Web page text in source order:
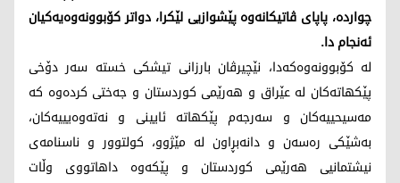
چوارده‌، پاپای ڤاتیکانەوە پێشوازیی لێکرا، دواتر کۆبوونەوەیەکیان
ئەنجام دا.
لە كۆبوونه‌وه‌كه‌دا، نێچیرڤان بارزانی تیشکی خستە سەر دۆخی
پێکهاتەکان له‌ عێراق و هه‌رێمى كوردستان و جەختی کردەوە کە
مەسیحییەکان و سەرجەم پێکهاتە ئایینی و نەتەوەیییەکان،
بەشێکی رەسەن و دانەبڕاون لە مێژوو، کولتوور و ناسنامەی
نيشتمانيى هەرێمی کوردستان و پێکەوە داهاتووی وڵات